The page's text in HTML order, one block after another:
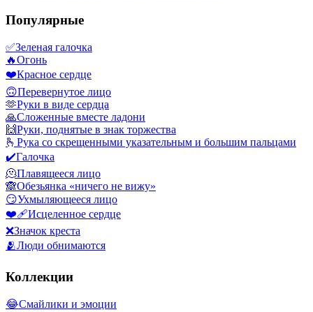
Популярные
✅Зеленая галочка
🔥Огонь
❤️Красное сердце
🙃Перевернутое лицо
🫶Руки в виде сердца
🙏Сложенные вместе ладони
🙌Руки, поднятые в знак торжества
🫰 Рука со скрещенными указательным и большим пальцами
✔️Галочка
🫠Плавящееся лицо
🙈Обезьянка «ничего не вижу»
😏Ухмыляющееся лицо
❤️‍🩹Исцеленное сердце
❌Значок креста
🫂Люди обнимаются
Коллекции
😂Смайлики и эмоции